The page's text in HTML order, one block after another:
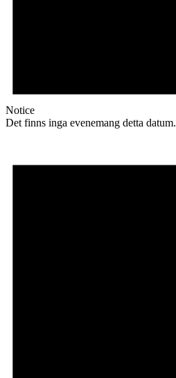
Notice
Det finns inga evenemang detta datum.